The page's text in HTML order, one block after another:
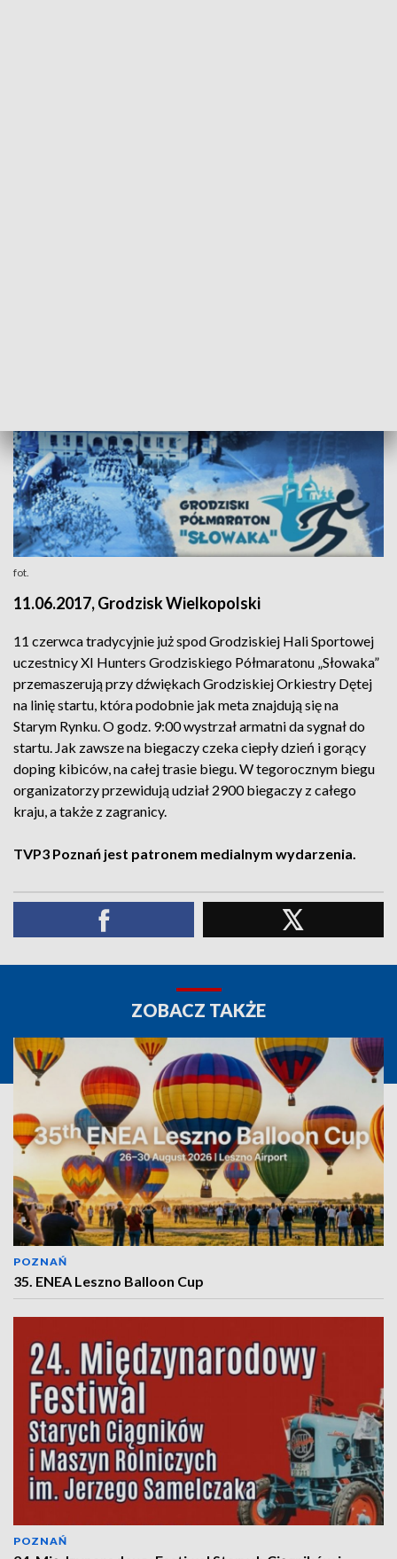
fot.
11.06.2017, Grodzisk Wielkopolski
11 czerwca tradycyjnie już spod Grodziskiej Hali Sportowej
uczestnicy XI Hunters Grodziskiego Półmaratonu „Słowaka”
przemaszerują przy dźwiękach Grodziskiej Orkiestry Dętej
na linię startu, która podobnie jak meta znajdują się na
Starym Rynku. O godz. 9:00 wystrzał armatni da sygnał do
startu. Jak zawsze na biegaczy czeka ciepły dzień i gorący
doping kibiców, na całej trasie biegu. W tegorocznym biegu
organizatorzy przewidują udział 2900 biegaczy z całego
kraju, a także z zagranicy.
TVP3 Poznań jest patronem medialnym wydarzenia.
ZOBACZ TAKŻE
POZNAŃ
35. ENEA Leszno Balloon Cup
POZNAŃ